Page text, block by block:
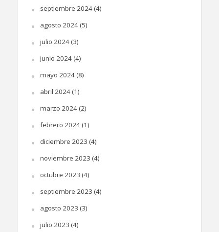
septiembre 2024(4)
agosto 2024(5)
julio 2024(3)
junio 2024(4)
mayo 2024(8)
abril 2024(1)
marzo 2024(2)
febrero 2024(1)
diciembre 2023 (4)
noviembre 2023 (4)
octubre 2023 (4)
septiembre 2023 (4)
agosto 2023 (3)
julio 2023 (4)